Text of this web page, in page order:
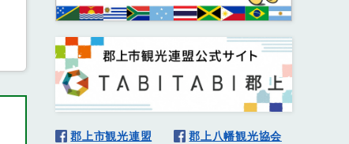
郡上市観光連盟
郡上八幡観光協会